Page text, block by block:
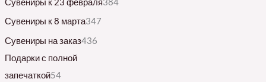
Сувениры к 8 марта347
Сувениры на заказ436
Подарки с полной
запечаткой54